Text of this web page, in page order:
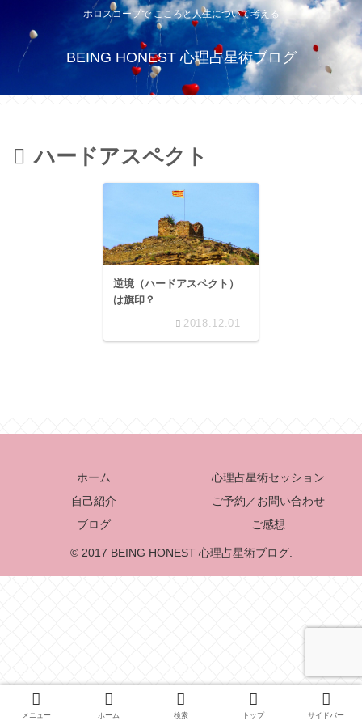
ホロスコープで こころと人生について考える
BEING HONEST 心理占星術ブログ
ハードアスペクト
逆境（ハードアスペクト）
は旗印？
2018.12.01
ホーム
心理占星術セッション
自己紹介
ご予約／お問い合わせ
ブログ
ご感想
© 2017 BEING HONEST 心理占星術ブログ.
メニュー ホーム 検索 トップ サイドバー